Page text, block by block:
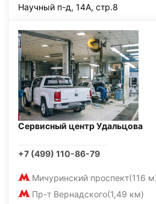
Научный п-д, 14А, стр.8
Сервисный центр Удальцова
+7 (499) 110-86-79
Мичуринский проспект(116
Пр-т Вернадского(1,49 км)